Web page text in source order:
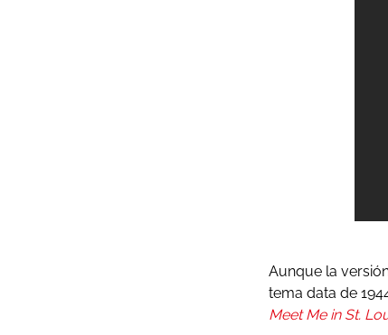
Aunque la
tema data de
Meet Me in St.